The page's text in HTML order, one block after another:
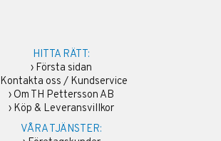
HITTA RÄTT:
› Första sidan
Kontakta oss / Kundservice
› Om TH Pettersson AB
› Köp & Leveransvillkor
VÅRA TJÄNSTER: